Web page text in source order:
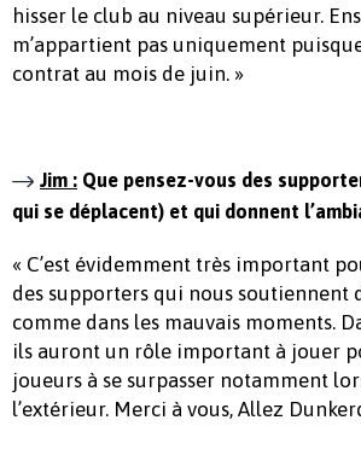
hisser le club au niveau supérieur.
m’appartient pas uniquement
contrat au mois de juin. »
Jim : Que pensez-vous des
qui se déplacent) et qui donnent
« C’est évidemment très important
des supporters qui nous soutiennent
comme dans les mauvais moments.
ils auront un rôle important à jouer
joueurs à se surpasser notamment
l’extérieur. Merci à vous, Allez